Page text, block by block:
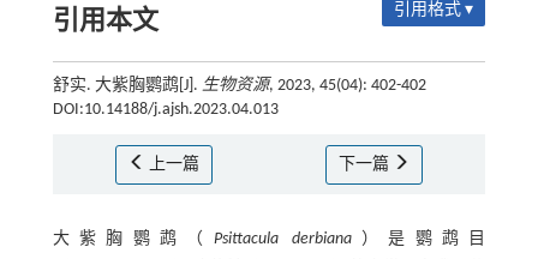
引用本文 引用格式 ▾
舒实. 大紫胸鹦鹉[J]. 生物资源, 2023, 45(04): 402-402
DOI:10.14188/j.ajsh.2023.04.013
上一篇 下一篇
大紫胸鹦鹉（ Psittacula derbiana）是鹦鹉目